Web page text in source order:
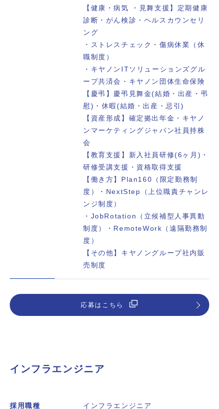
【健康・病気 ・見舞支援】定期健康
診断・がん検診・ヘルスカウンセリ
ング
・ストレスチェック・傷病休業（休
職制度）
・キヤノンITソリューションズグル
ープ共済会・キヤノン団体生命保険
【慶弔】慶弔見舞金(結婚・出産・弔
慰)・休暇(結婚・出産・忌引)
【資産形成】確定拠出年金・キヤノ
ンマーケティングジャパン社員持株
会
【教育支援】新入社員研修(6ヶ月)・
研修受講支援・資格取得支援
【働き方】Plan160（限定勤務制
度）・NextStep（上位職責チャンレ
ンジ制度）
・JobRotation（立候補型人事異動
制度）・RemoteWork（遠隔勤務制
度）
【その他】キヤノングループ社内販
売制度
応募はこちら
インフラエンジニア
採用職種 インフラエンジニア